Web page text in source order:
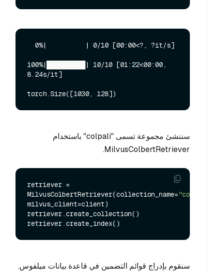
100%|██████████| 10/10 [01:22<00:00,
8.24s/it]
سننشئ مجموعة تسمى "colpali" باستخدام
MilvusColbertRetriever.
retriever =
MilvusColbertRetriever(collection_name="colpali"
milvus_client=client)
retriever.create_collection()
سنقوم بإدراج قوائم التضمين في قاعدة بيانات ميلفوس.